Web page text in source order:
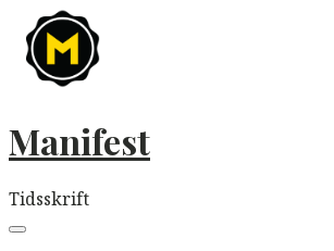
Skip
content
Manifest
Tidsskrift
navigation
Menu